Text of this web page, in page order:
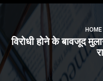
navigation
HOME
विरोधी होने के बावजूद